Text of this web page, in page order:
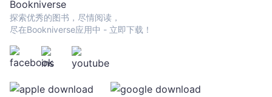
訴說了這個男人球衣背後名字蘊含的意義，甚至訴說了球衣正面那
個名字的事情。」——提姆．大衛．哈維，《Basketball Buzz》。
「一提到職業籃球，羅倫．拉森比肯定是最優秀的發聲者之
傳記…...這本書精妙地剖析了大家熟知的科比外的另一面——他是個
瘋狂的競爭者——並用更全面的角度，讓讀者看到，推動他攀上職
Show Life」主持人。
探索优秀的图书，尽情阅读，
尽在Bookniverse应用中 - 立即下载！